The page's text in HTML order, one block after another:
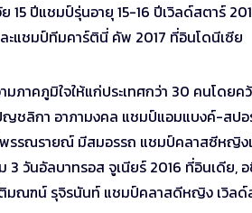
ปีแชมป์รุ่นอายุ 15-16 ปีเวิลด์สตาร์
ละแชมป์ทีมคาร์ตินี่ คัพ 2017 ที่อินโดนีเซีย
าคภูมิใจให้แก่ประเทศกว่า 30 คนโดยคว้
ชลิกา อาภามงคล แชมป์แอมแบงค์-สปอ
รณรายณ์ มีสมอรรถ แชมป์คลาสซีหญิงเ
วันอัลบาทรอส จูเนียร์ 2016 ที่อินเดีย,
มณฑน์ รุจิรนันท์ แชมป์คลาสดีหญิง เวิลด์